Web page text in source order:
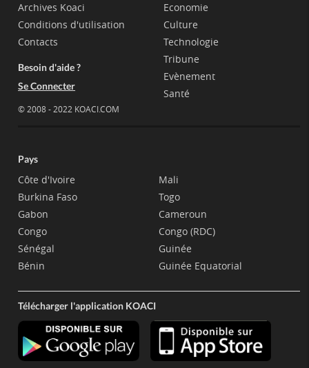
Archives Koaci
Conditions d'utilisation
Contacts
Besoin d'aide ?
Se Connecter
© 2008 - 2022 KOACI.COM
Economie
Culture
Technologie
Tribune
Evènement
Santé
Pays
Côte d'Ivoire
Burkina Faso
Gabon
Congo
Sénégal
Bénin
Mali
Togo
Cameroun
Congo (RDC)
Guinée
Guinée Equatorial
Télécharger l'application KOACI